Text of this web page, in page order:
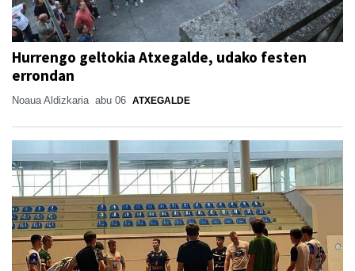
Hurrengo geltokia Atxegalde, udako festen
errondan
Noaua Aldizkaria abu 06 ATXEGALDE